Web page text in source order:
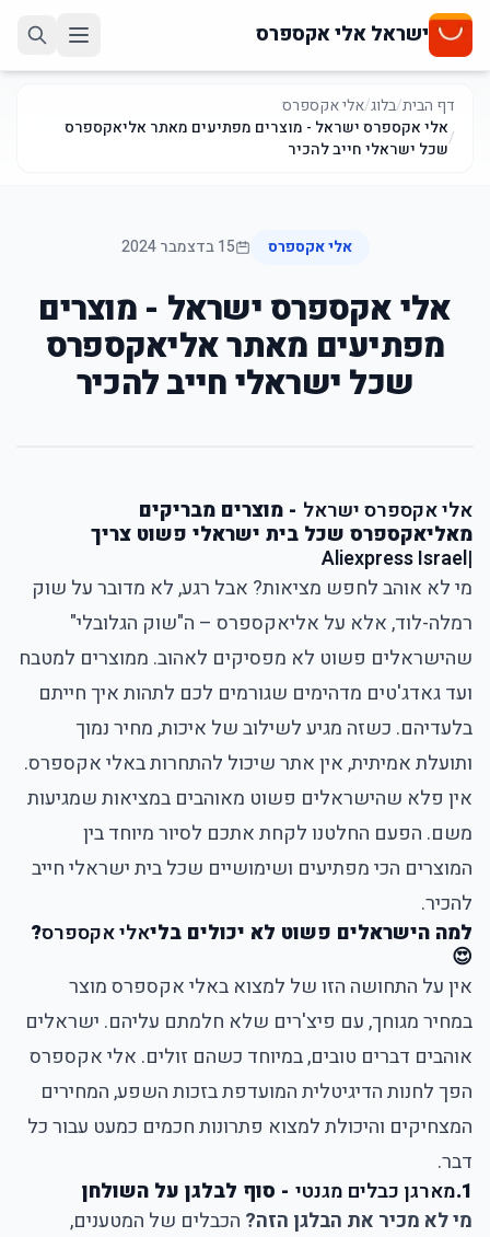
ישראל אלי אקספרס
דף הבית/בלוג/אלי אקספרס
/אלי אקספרס ישראל - מוצרים מפתיעים מאתר אליאקספרס
שכל ישראלי חייב להכיר
אלי אקספרס 15 בדצמבר 2024
אלי אקספרס ישראל - מוצרים
מפתיעים מאתר אליאקספרס
שכל ישראלי חייב להכיר
אלי אקספרס ישראל - מוצרים מבריקים
מאליאקספרס שכל בית ישראלי פשוט צריך
|
Aliexpress Israel
מי לא אוהב לחפש מציאות? אבל רגע, לא מדובר על שוק
רמלה-לוד, אלא על אליאקספרס – ה"שוק הגלובלי"
שהישראלים פשוט לא מפסיקים לאהוב. ממוצרים למטבח
ועד גאדג'טים מדהימים שגורמים לכם לתהות איך חייתם
בלעדיהם. כשזה מגיע לשילוב של איכות, מחיר נמוך
ותועלת אמיתית, אין אתר שיכול להתחרות באלי אקספרס.
אין פלא שהישראלים פשוט מאוהבים במציאות שמגיעות
משם. הפעם החלטנו לקחת אתכם לסיור מיוחד בין
המוצרים הכי מפתיעים ושימושיים שכל בית ישראלי חייב
להכיר.
למה הישראלים פשוט לא יכולים בליאלי אקספרס?
😍
אין על התחושה הזו של למצוא באלי אקספרס מוצר
במחיר מגוחך, עם פיצ'רים שלא חלמתם עליהם. ישראלים
אוהבים דברים טובים, במיוחד כשהם זולים. אלי אקספרס
הפך לחנות הדיגיטלית המועדפת בזכות השפע, המחירים
המצחיקים והיכולת למצוא פתרונות חכמים כמעט עבור כל
דבר.
1. מארגן כבלים מגנטי - סוף לבלגן על השולחן
מי לא מכיר את הבלגן הזה? הכבלים של המטענים,